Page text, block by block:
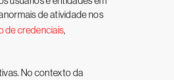
de atividade nos
de credenciais,
No contexto da